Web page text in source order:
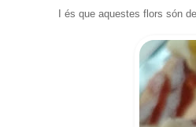
I és que aquestes flors són